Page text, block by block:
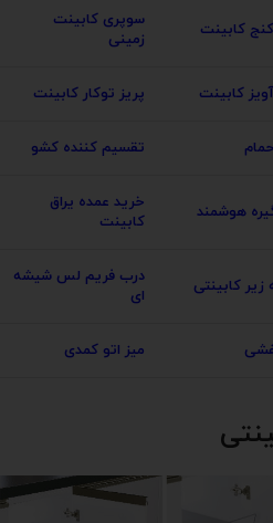
کابینت
سوپری کابینت
زمینی
کابینت پریز توکار کابینت
تقسیم کننده کشو
هوشمند
خرید عمده یراق
کابینت
کابینتی
درب فریم لس شیشه
ای
میز اتو کمدی